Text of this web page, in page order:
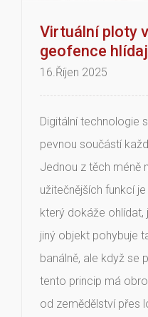
Virtuální ploty
geofence
16.Říjen 2025
Digitální technologie
pevnou součástí
Jednou z těch méně
užitečnějších funkcí
který dokáže
jiný objekt pohybuje
banálně, ale když se
tento princip má
od zemědělství přes